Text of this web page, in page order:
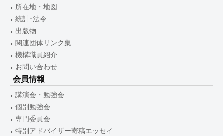
所在地・地図
統計･法令
出版物
関連団体リンク集
機構職員紹介
お問い合わせ
会員情報
講演会・勉強会
個別勉強会
専門委員会
特別アドバイザー寄稿エッセイ